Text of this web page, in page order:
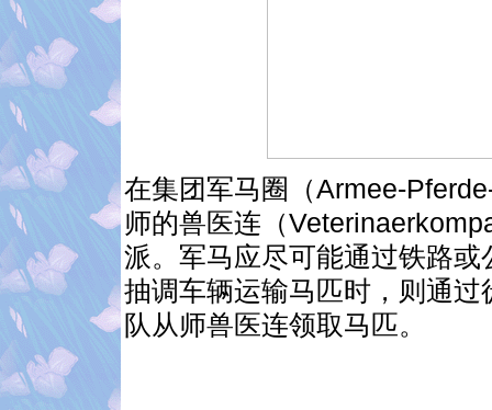
在集团军马圈（Armee-
师的兽医连（
派。军马应尽可能通过铁路
抽调车辆运输马匹时，则通
队从师兽医连领取马匹。